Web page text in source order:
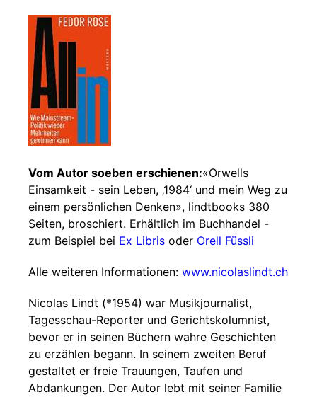
Vom Autor soeben erschienen:«Orwells
Einsamkeit - sein Leben, ‚1984‘ und mein Weg zu
einem persönlichen Denken», lindtbooks 380
Seiten, broschiert. Erhältlich im Buchhandel -
zum Beispiel bei Ex Libris oder Orell Füssli
Alle weiteren Informationen: www.nicolaslindt.ch
Nicolas Lindt (*1954) war Musikjournalist,
Tagesschau-Reporter und Gerichtskolumnist,
bevor er in seinen Büchern wahre Geschichten
zu erzählen begann. In seinem zweiten Beruf
gestaltet er freie Trauungen, Taufen und
Abdankungen. Der Autor lebt mit seiner Familie